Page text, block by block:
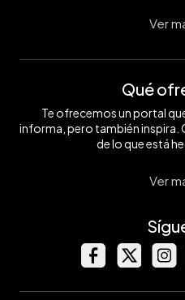
Ver
Qué
Te ofrecemos un portal
informa, pero también inspira.
de lo que está
Ver